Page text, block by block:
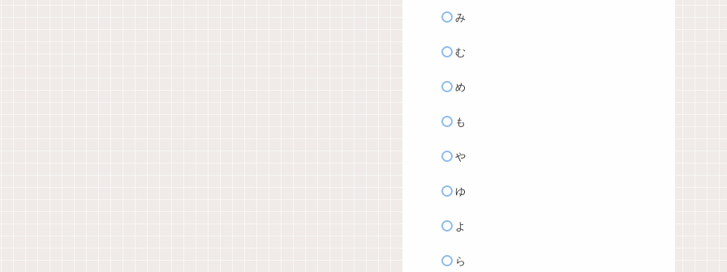
み
む
め
も
や
ゆ
よ
ら